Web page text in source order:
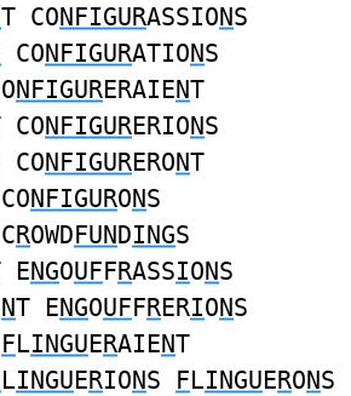
T CONFIGURASSIONS
CONFIGURATIONS
NFIGURERAIENT
CONFIGURERIONS
CONFIGURERONT
NFIGURONS
CROWDFUNDINGS
ENGOUFFRASSIONS
NT ENGOUFFRERIONS
FLINGUERAIENT
LINGUERIONS FLINGUERONS